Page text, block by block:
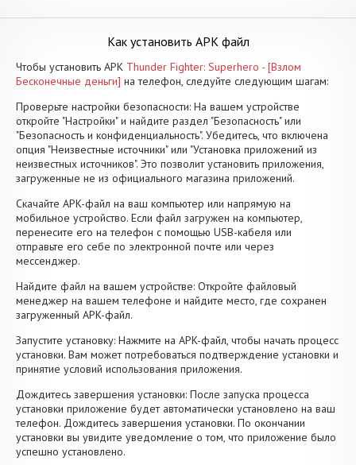
Как установить APK файл
Чтобы установить APK Thunder Fighter: Superhero - [Взлом
Бесконечные деньги] на телефон, следуйте следующим шагам:
Проверьте настройки безопасности: На вашем устройстве
откройте "Настройки" и найдите раздел "Безопасность" или
"Безопасность и конфиденциальность". Убедитесь, что включена
опция "Неизвестные источники" или "Установка приложений из
неизвестных источников". Это позволит установить приложения,
загруженные не из официального магазина приложений.
Скачайте APK-файл на ваш компьютер или напрямую на
мобильное устройство. Если файл загружен на компьютер,
перенесите его на телефон с помощью USB-кабеля или
отправьте его себе по электронной почте или через
мессенджер.
Найдите файл на вашем устройстве: Откройте файловый
менеджер на вашем телефоне и найдите место, где сохранен
загруженный APK-файл.
Запустите установку: Нажмите на APK-файл, чтобы начать процесс
установки. Вам может потребоваться подтверждение установки и
принятие условий использования приложения.
Дождитесь завершения установки: После запуска процесса
установки приложение будет автоматически установлено на ваш
телефон. Дождитесь завершения установки. По окончании
установки вы увидите уведомление о том, что приложение было
успешно установлено.